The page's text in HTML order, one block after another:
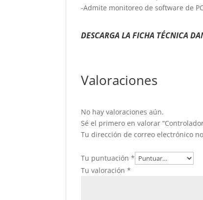
-Admite monitoreo de software de
DESCARGA LA FICHA TÉCNICA
Valoraciones
No hay valoraciones aún.
Sé el primero en valorar
Tu dirección de correo electrónico
Tu puntuación*
Tu valoración*